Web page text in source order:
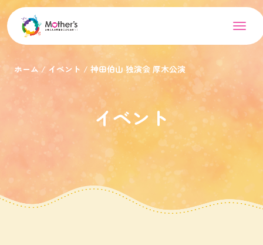
ホーム イベント 神田伯山 独演会 厚木公演
イベント